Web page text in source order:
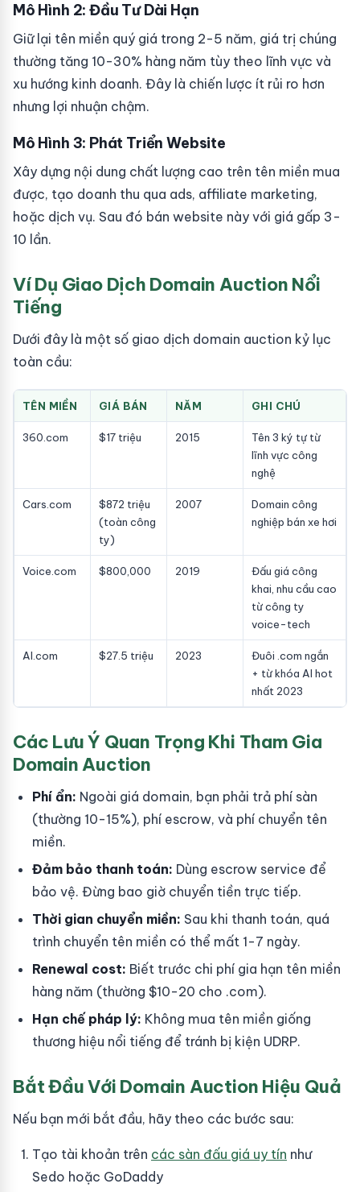
Mô Hình 2: Đầu Tư Dài Hạn
Giữ lại tên miền quý giá trong 2-5 năm, giá trị chúng
thường tăng 10-30% hàng năm tùy theo lĩnh vực và
xu hướng kinh doanh. Đây là chiến lược ít rủi ro hơn
nhưng lợi nhuận chậm.
Mô Hình 3: Phát Triển Website
Xây dựng nội dung chất lượng cao trên tên miền mua
được, tạo doanh thu qua ads, affiliate marketing,
hoặc dịch vụ. Sau đó bán website này với giá gấp 3-
10 lần.
Ví Dụ Giao Dịch Domain Auction Nổi
Tiếng
Dưới đây là một số giao dịch domain auction kỷ lục
toàn cầu:
TÊN MIỀN GIÁ BÁN NĂM GHI CHÚ
360.com $17 triệu 2015
Tên 3 ký tự từ
lĩnh vực công
nghệ
Cars.com
$872 triệu
(toàn công
ty)
2007
Domain công
nghiệp bán xe hơi
Voice.com $800,000 2019
Đấu giá công
khai, nhu cầu cao
từ công ty
voice-tech
AI.com $27.5 triệu 2023
Đuôi .com ngắn
+ từ khóa AI hot
nhất 2023
Các Lưu Ý Quan Trọng Khi Tham Gia
Domain Auction
Phí ẩn: Ngoài giá domain, bạn phải trả phí sàn
(thường 10-15%), phí escrow, và phí chuyển tên
miền.
Đảm bảo thanh toán: Dùng escrow service để
bảo vệ. Đừng bao giờ chuyển tiền trực tiếp.
Thời gian chuyển miền: Sau khi thanh toán, quá
trình chuyển tên miền có thể mất 1-7 ngày.
Renewal cost: Biết trước chi phí gia hạn tên miền
hàng năm (thường $10-20 cho .com).
Hạn chế pháp lý: Không mua tên miền giống
thương hiệu nổi tiếng để tránh bị kiện UDRP.
Bắt Đầu Với Domain Auction Hiệu Quả
Nếu bạn mới bắt đầu, hãy theo các bước sau:
Tạo tài khoản trên các sàn đấu giá uy tín như
Sedo hoặc GoDaddy